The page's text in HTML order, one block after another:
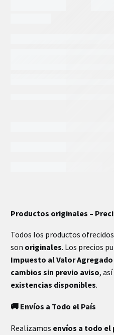
Productos originales –
Todos los productos
son originales. Los precios
Impuesto al Valor Agregado
cambios sin previo aviso,
existencias disponibles.
🚚 Envíos a Todo el País
Realizamos envíos a todo el